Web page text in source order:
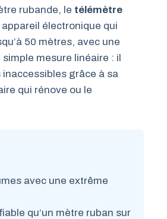
rubande, le télémètre
électronique qui
50 mètres, avec une
mesure linéaire : il
grâce à sa
qui rénove ou le
avec une extrême
qu’un mètre ruban sur